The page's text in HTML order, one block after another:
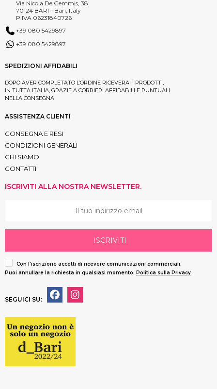
Via Nicola De Gemmis, 38
70124 BARI - Bari, Italy
P.IVA 06231840726
+39 080 5429897
+39 080 5429897
SPEDIZIONI AFFIDABILI
DOPO AVER COMPLETATO L’ORDINE RICEVERAI I PRODOTTI,
IN TUTTA ITALIA, GRAZIE A CORRIERI AFFIDABILI E PUNTUALI
NELLA CONSEGNA
ASSISTENZA CLIENTI
CONSEGNA E RESI
CONDIZIONI GENERALI
CHI SIAMO
CONTATTI
ISCRIVITI ALLA NOSTRA NEWSLETTER.
ISCRIVITI
Con l'iscrizione accetti di ricevere comunicazioni commerciali.
Puoi annullare la richiesta in qualsiasi momento. Politica sulla Privacy
SEGUICI SU: